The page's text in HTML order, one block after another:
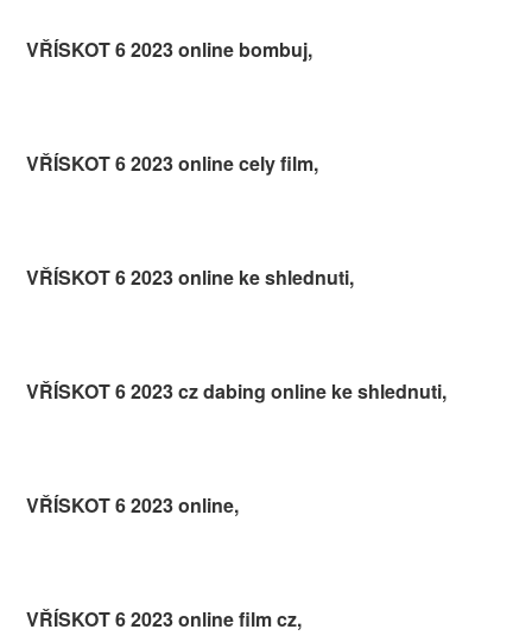
VŘÍSKOT 6 2023 online bombuj,
VŘÍSKOT 6 2023 online cely film,
VŘÍSKOT 6 2023 online ke shlednuti,
VŘÍSKOT 6 2023 cz dabing online ke shlednuti,
VŘÍSKOT 6 2023 online,
VŘÍSKOT 6 2023 online film cz,